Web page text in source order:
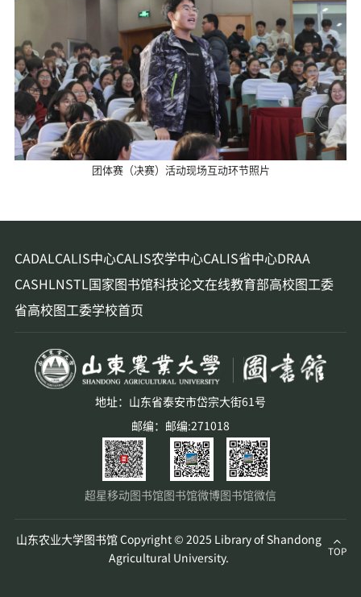
团体赛（决赛）活动现场互动环节照片
CADALCALIS中心CALIS农学中心CALIS省中心DRAA
CASHLNSTL国家图书馆科技论文在线教育部高校图工委
省高校图工委学校首页
地址：山东省泰安市岱宗大街61号
邮编：邮编:271018
超星移动图书馆图书馆微博图书馆微信
山东农业大学图书馆 Copyright © 2025 Library of Shandong
Agricultural University.
TOP